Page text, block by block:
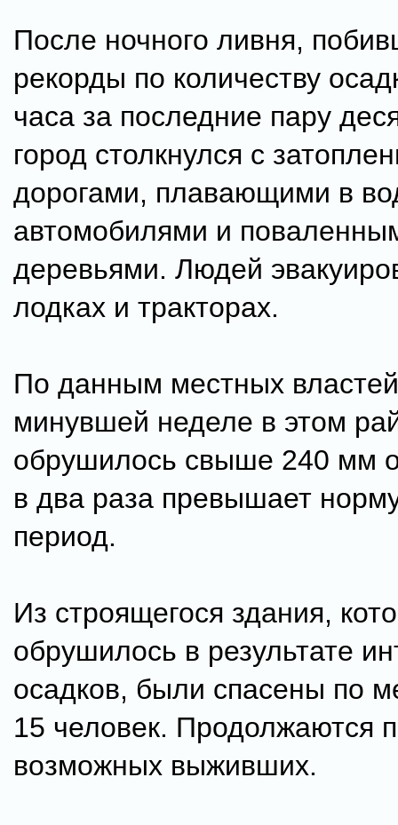
После ночного ливня,
рекорды по количеству
часа за последние пару
город столкнулся с
дорогами, плавающими в
автомобилями и
деревьями. Людей
лодках и тракторах.
По данным местных
минувшей неделе в этом
обрушилось свыше 240 мм
в два раза превышает
период.
Из строящегося здания,
обрушилось в результате
осадков, были спасены по
15 человек. Продолжаются
возможных выживших.